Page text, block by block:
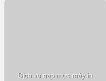
Dịch vụ nạp mực máy in